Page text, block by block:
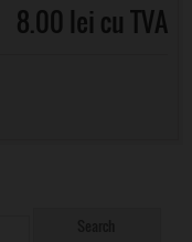
8.00 lei cu TVA